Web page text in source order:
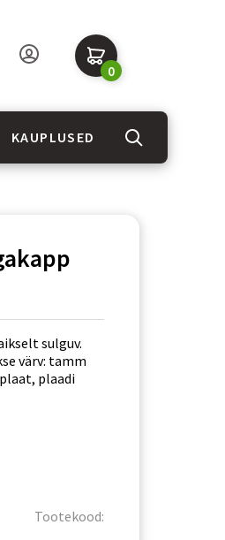
0
KAUPLUSED
sulguv.
värv: tamm
plaadi
Tootekood: